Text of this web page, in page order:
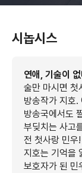
시놉시스
연애, 기술이
술만 마시면 첫
방송작가 지호.
방송국에서도
부딪치는 사고
전 첫사랑 민우
지호는 기억을
보호자가 된 민